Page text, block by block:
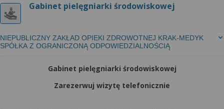
Gabinet pielęgniarki środowiskowej
NIEPUBLICZNY ZAKŁAD OPIEKI ZDROWOTNEJ KRAK-MEDYK
SPÓŁKA Z OGRANICZONĄ ODPOWIEDZIALNOŚCIĄ
Gabinet pielęgniarki środowiskowej
Zarezerwuj wizytę telefonicznie